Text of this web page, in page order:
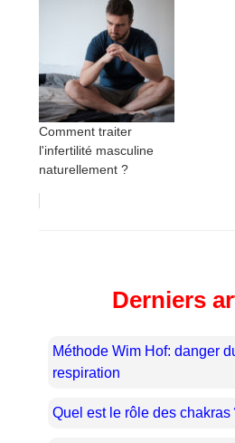
Comment traiter
l'infertilité masculine
naturellement ?
Derniers
Méthode Wim Hof: danger
respiration
Quel est le rôle des chakras